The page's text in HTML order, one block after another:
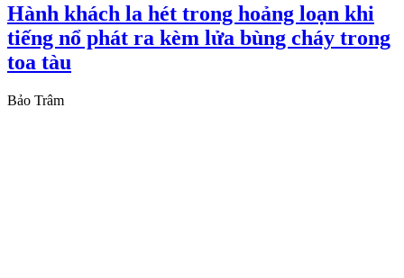
Hành khách la hét trong hoảng loạn khi
tiếng nổ phát ra kèm lửa bùng cháy trong
toa tàu
Bảo Trâm